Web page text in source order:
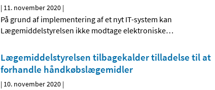
| 11. november 2020 |
På grund af implementering af et nyt IT-system kan
Lægemiddelstyrelsen ikke modtage elektroniske…
Lægemiddelstyrelsen tilbagekalder tilladelse til at
forhandle håndkøbslægemidler
| 10. november 2020 |